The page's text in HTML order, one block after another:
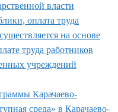
власти
оплата труда
на основе
труда работников
учреждений
Карачаево-
среда» в Карачаево-